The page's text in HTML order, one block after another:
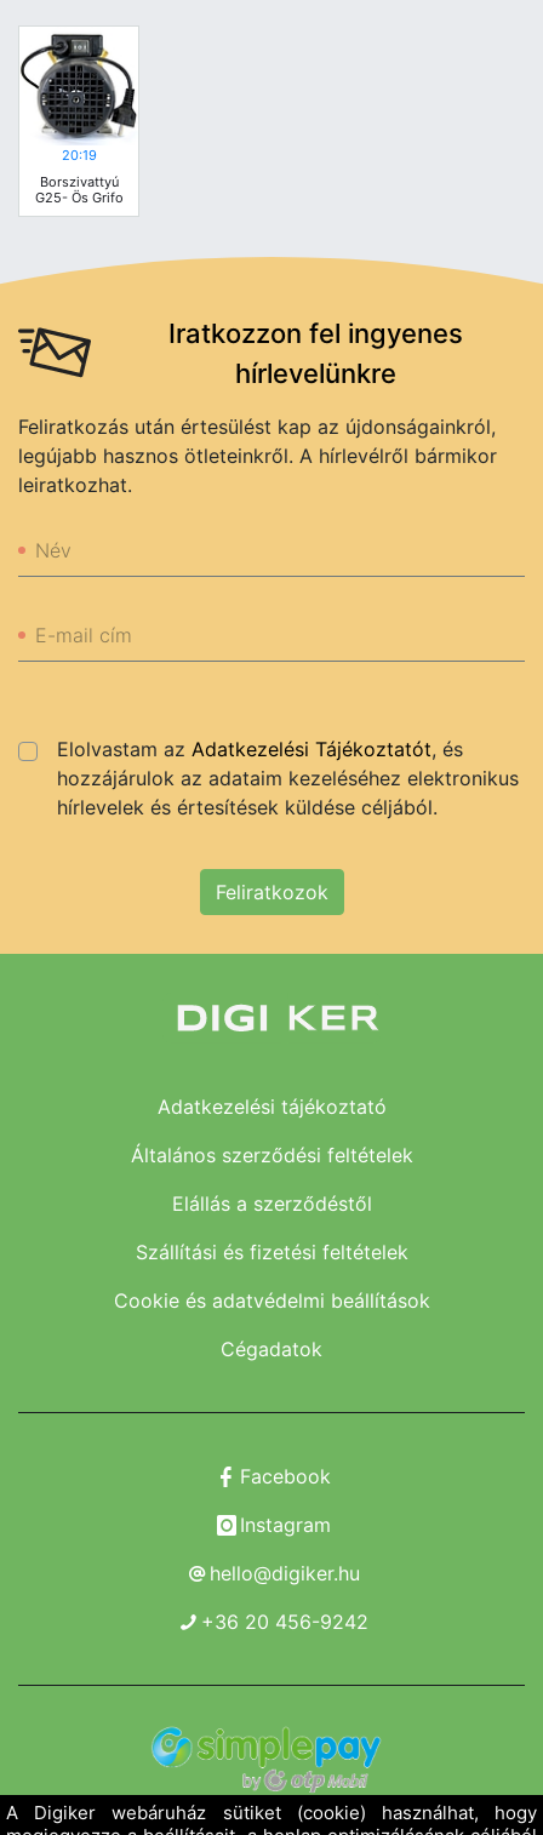
20:19
Borszivattyú
G25- Ös Grifo
Iratkozzon fel ingyenes
hírlevelünkre
Feliratkozás után értesülést kap az újdonságainkról,
legújabb hasznos ötleteinkről. A hírlevélről bármikor
leiratkozhat.
Név
E-mail cím
Elolvastam az Adatkezelési Tájékoztatót, és
hozzájárulok az adataim kezeléséhez elektronikus
hírlevelek és értesítések küldése céljából.
Feliratkozok
Adatkezelési tájékoztató
Általános szerződési feltételek
Elállás a szerződéstől
Szállítási és fizetési feltételek
Cookie és adatvédelmi beállítások
Cégadatok
Facebook
Instagram
hello@digiker.hu
+36 20 456-9242